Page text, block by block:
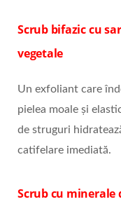
Scrub bifazic cu
vegetale
Un exfoliant care
pielea moale și
de struguri
catifelare imediată.
Scrub cu minerale